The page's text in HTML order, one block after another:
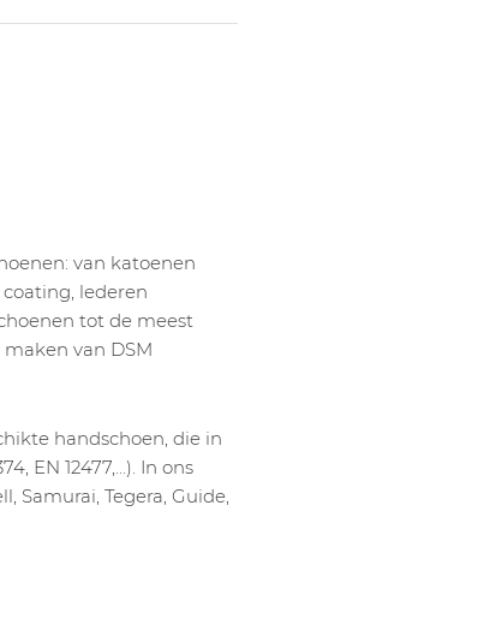
van katoenen
lederen
tot de meest
van DSM
handschoen, die in
EN 12477,…). In ons
Samurai, Tegera, Guide,